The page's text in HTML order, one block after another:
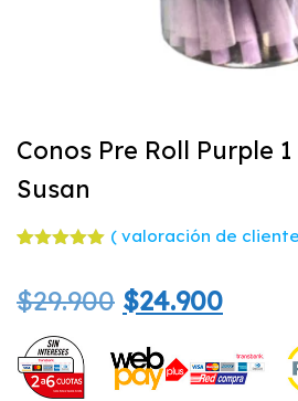
Conos Pre Roll Purple
Susan
de 5 en
base a
de un
cliente
( valoración de
$29.900 El
precio
original
$24.900El